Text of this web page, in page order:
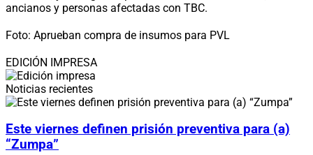
ancianos y personas afectadas con TBC.
Foto: Aprueban compra de insumos para PVL
EDICIÓN IMPRESA
Noticias recientes
Este viernes definen prisión preventiva para (a)
“Zumpa”